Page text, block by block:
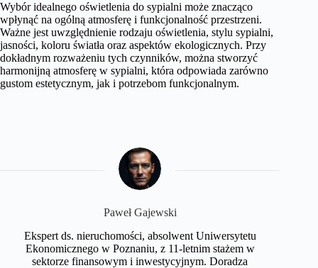
Wybór idealnego oświetlenia do sypialni może znacząco
wpłynąć na ogólną atmosferę i funkcjonalność przestrzeni.
Ważne jest uwzględnienie rodzaju oświetlenia, stylu sypialni,
jasności, koloru światła oraz aspektów ekologicznych. Przy
dokładnym rozważeniu tych czynników, można stworzyć
harmonijną atmosferę w sypialni, która odpowiada zarówno
gustom estetycznym, jak i potrzebom funkcjonalnym.
Paweł Gajewski
Ekspert ds. nieruchomości, absolwent Uniwersytetu
Ekonomicznego w Poznaniu, z 11-letnim stażem w
sektorze finansowym i inwestycyjnym. Doradza